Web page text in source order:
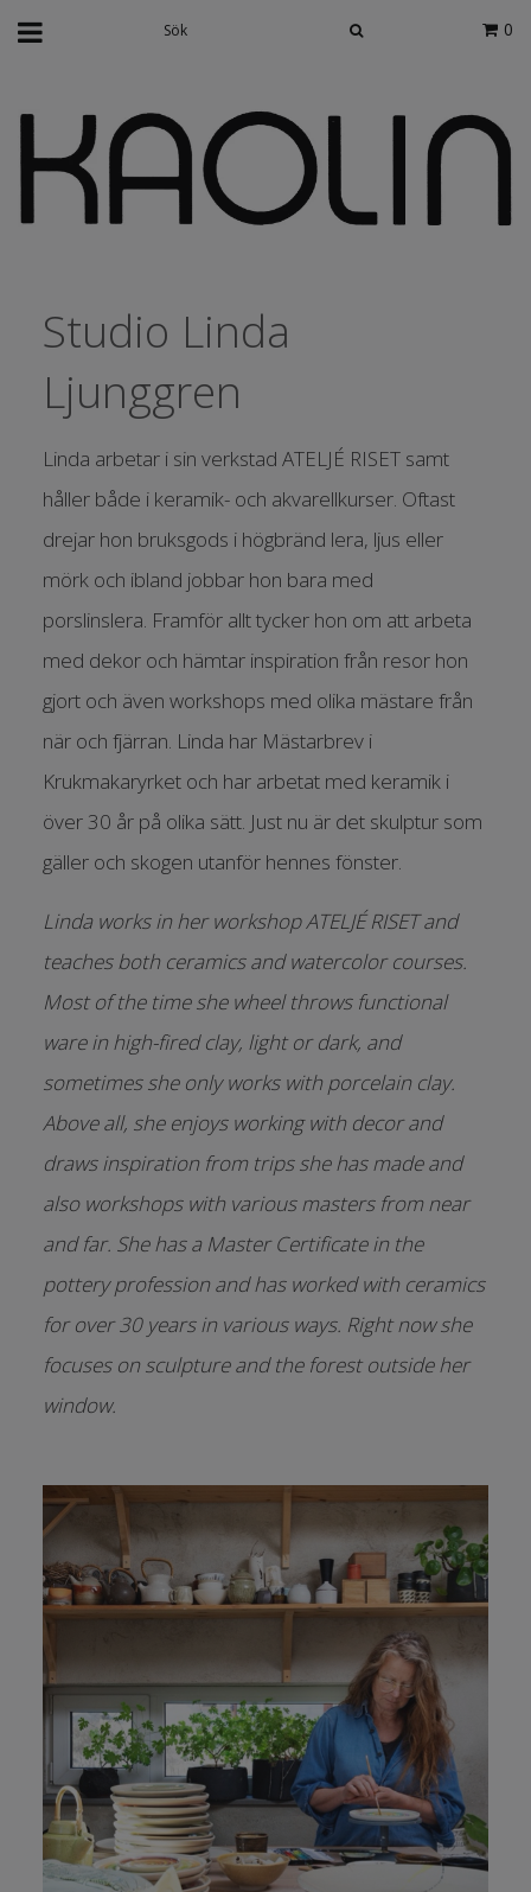
0
Studio Linda
Ljunggren
Linda arbetar i sin verkstad ATELJÉ RISET samt
håller både i keramik- och akvarellkurser. Oftast
drejar hon bruksgods i högbränd lera, ljus eller
mörk och ibland jobbar hon bara med
porslinslera. Framför allt tycker hon om att arbeta
med dekor och hämtar inspiration från resor hon
gjort och även workshops med olika mästare från
när och fjärran. Linda har Mästarbrev i
Krukmakaryrket och har arbetat med keramik i
över 30 år på olika sätt. Just nu är det skulptur som
gäller och skogen utanför hennes fönster.
Linda works in her workshop ATELJÉ RISET and
teaches both ceramics and watercolor courses.
Most of the time she wheel throws functional
ware in high-fired clay, light or dark, and
sometimes she only works with porcelain clay.
Above all, she enjoys working with decor and
draws inspiration from trips she has made and
also workshops with various masters from near
and far. She has a Master Certificate in the
pottery profession and has worked with ceramics
for over 30 years in various ways. Right now she
focuses on sculpture and the forest outside her
window.